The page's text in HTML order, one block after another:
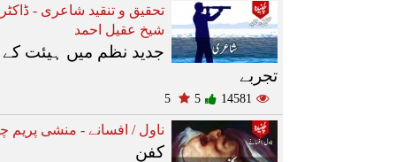
تحقیق و تنقید شاعری - ڈاکٹر
شیخ عقیل احمد
جدید نظم میں ہیئت کے
تجربے
14581
5
5
ناول / افسانے - منشی پریم
کفن